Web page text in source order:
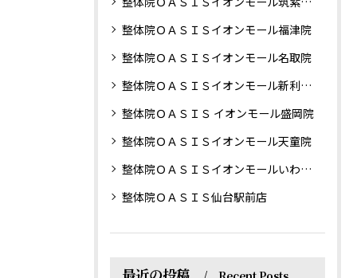
整体院ＯＡＳＩＳイオンモール福津院
整体院ＯＡＳＩＳイオンモール名取院
整体院ＯＡＳＩＳイオンモール新利府南館院
整体院ＯＡＳＩＳ イオンモール盛岡院
整体院ＯＡＳＩＳイオンモール天童院
整体院ＯＡＳＩＳイオンモールいわき小名浜院
整体院ＯＡＳＩＳ仙台駅前店